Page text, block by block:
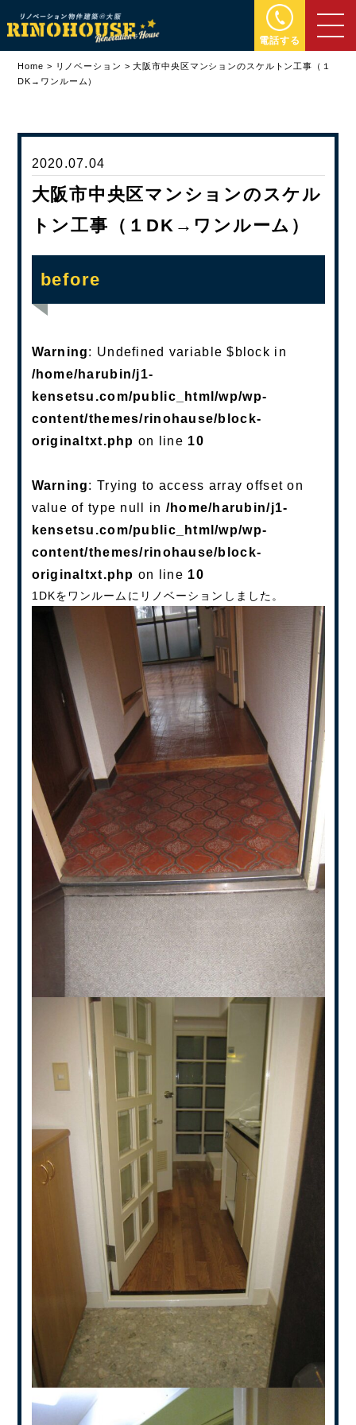
電話する
Home > リノベーション >大阪市中央区マンションのスケルトン工事（１
DK→ワンルーム）
2020.07.04
大阪市中央区マンションのスケル
トン工事（１DK→ワンルーム）
before
Warning: Undefined variable $block in
/home/harubin/j1-
kensetsu.com/public_html/wp/wp-
content/themes/rinohause/block-
originaltxt.php on line 10
Warning: Trying to access array offset on
value of type null in /home/harubin/j1-
kensetsu.com/public_html/wp/wp-
content/themes/rinohause/block-
originaltxt.php on line 10
1DKをワンルームにリノベーションしました。